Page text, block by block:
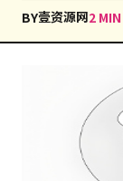
BY壹资源网2